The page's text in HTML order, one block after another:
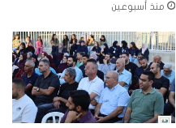
منذ أسبوعين